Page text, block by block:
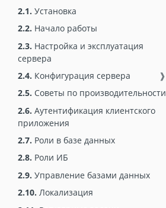
2.1. Установка
2.2. Начало работы
2.3. Настройка и эксплуатация
сервера
2.4. Конфигурация сервера
❱
2.5. Советы по производительности
2.6. Аутентификация клиентского
приложения
2.7. Роли в базе данных
2.8. Роли ИБ
2.9. Управление базами данных
2.10. Локализация